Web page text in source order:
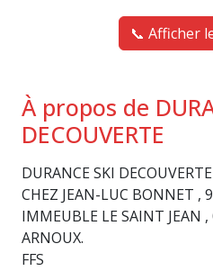
📞 Afficher
À propos de
DECOUVERTE
DURANCE SKI
CHEZ JEAN-LUC BONNET ,
IMMEUBLE LE SAINT JEAN
ARNOUX.
FFS